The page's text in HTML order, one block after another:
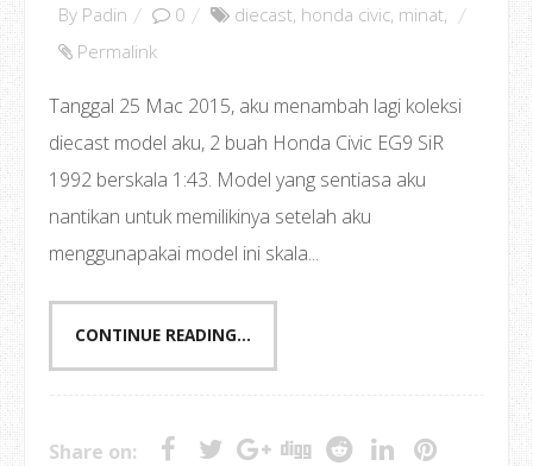
By Padin 0 diecast, honda civic, minat,
Permalink
Tanggal 25 Mac 2015, aku menambah lagi koleksi
diecast model aku, 2 buah Honda Civic EG9 SiR
1992 berskala 1:43. Model yang sentiasa aku
nantikan untuk memilikinya setelah aku
menggunapakai model ini skala...
CONTINUE READING...
Share on: